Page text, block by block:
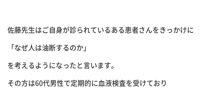
佐藤先生はご自身が診られているある患者さんをきっかけに
「なぜ人は油断するのか」
を考えるようになったと言います。
その方は60代男性で定期的に血液検査を受けており